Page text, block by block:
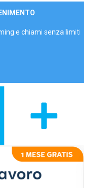
e chiami senza limiti